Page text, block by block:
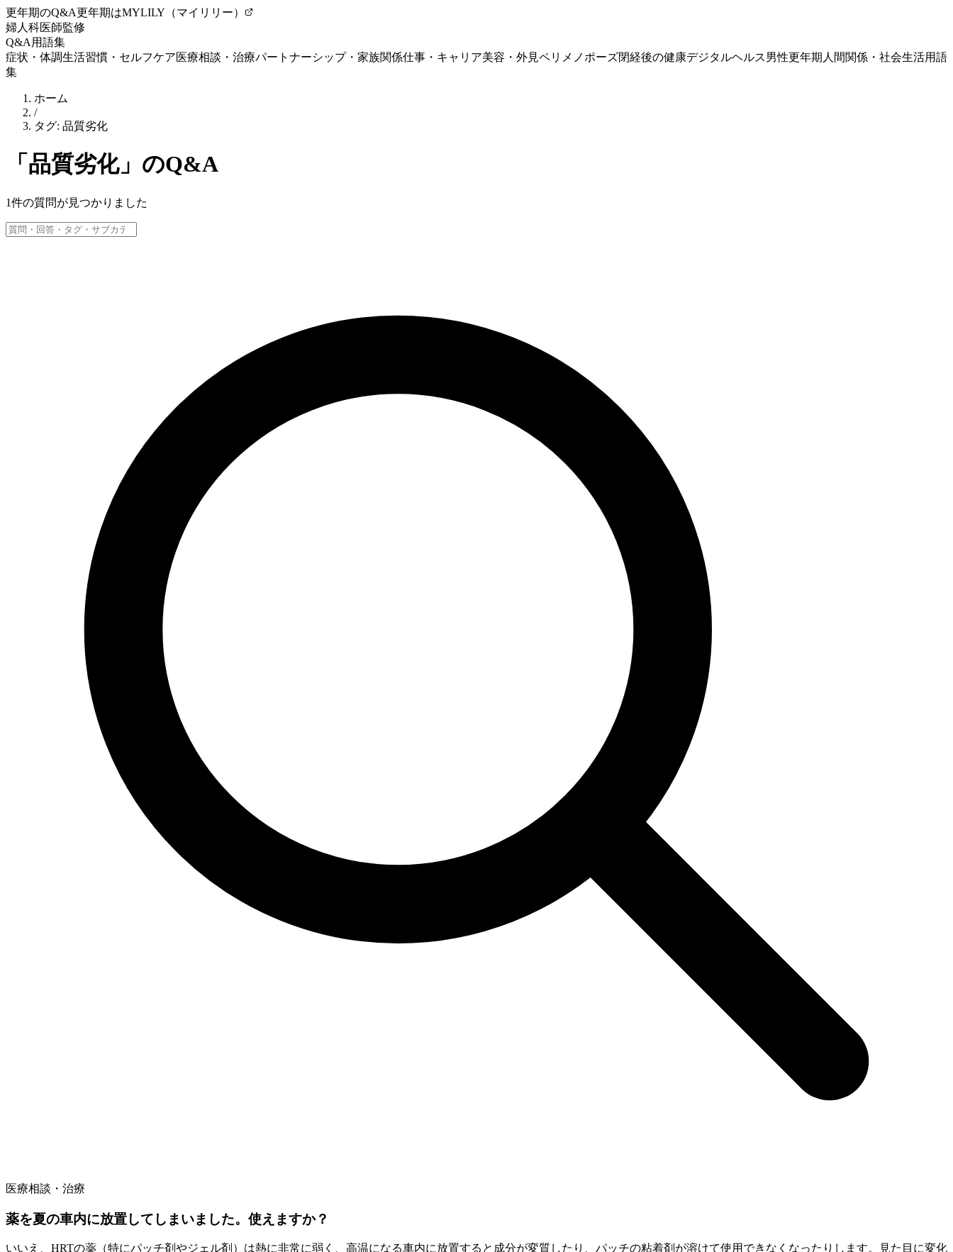
更年期のQ&A更年期はMYLILY（マイリリー）
婦人科医師監修
Q&A 用語集
症状・体調生活習慣・セルフケア医療相談・治療パートナーシップ・家族関係仕事・キャリア美容・外見ペリメノポーズ閉経後の健康デジタルヘルス男性更年期 人間関係・社会生活用語
集
ホーム
/
タグ: 品質劣化
「 品質劣化」のQ&A
1件の質問が見つかりました
医療相談・治療
薬を夏の車内に放置してしまいました。使えますか？
いいえ、HRTの薬（特にパッチ剤やジェル剤）は熱に非常に弱く、高温になる車内に放置すると成分が変質したり、パッチの粘着剤が溶けて使用できなくなったりします。見た目に変化